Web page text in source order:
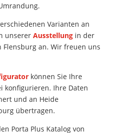
Varianten an
unserer Ausstellungin der
Flensburg an. Wir freuen uns
können Sie Ihre
konfigurieren. Ihre Daten
und an Heide
übertragen.
Porta Plus Katalog von